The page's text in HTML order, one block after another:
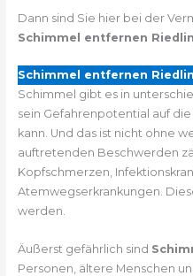
Dann sind Sie hier bei der
Schimmel entfernen
Schimmel entfernen
Schimmel gibt es in
sein Gefahrenpotential auf
kann. Und das ist nicht ohne
auftretenden Beschwerden
Kopfschmerzen,
Atemwegserkrankungen.
werden.
Äußerst gefährlich sind
Personen, ältere Menschen